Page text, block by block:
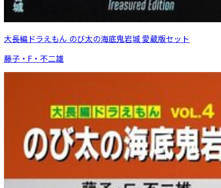
大長編ドラえもん のび太の海底鬼岩城 愛蔵版セット
藤子・F・不二雄